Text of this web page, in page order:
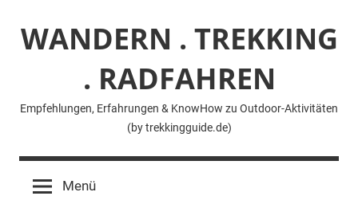
Inhalt
springenWANDERN . TREKKING
. RADFAHREN
Empfehlungen, Erfahrungen & KnowHow zu Outdoor-Aktivitäten
(by trekkingguide.de)
Menü